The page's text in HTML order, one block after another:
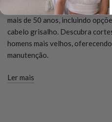
Explore os melhores cortes de
mais de 50 anos, incluindo
cabelo grisalho. Descubra
homens mais velhos,
manutenção.
Ler mais